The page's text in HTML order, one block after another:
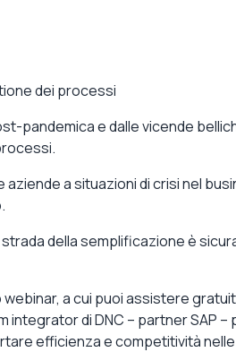
dei processi
pandemica e dalle vicende
.
aziende asituazioni dicrisinel
strada della semplificazioneè
a cui puoi assistere
di DNC – partner SAP –
efficienza e competitività